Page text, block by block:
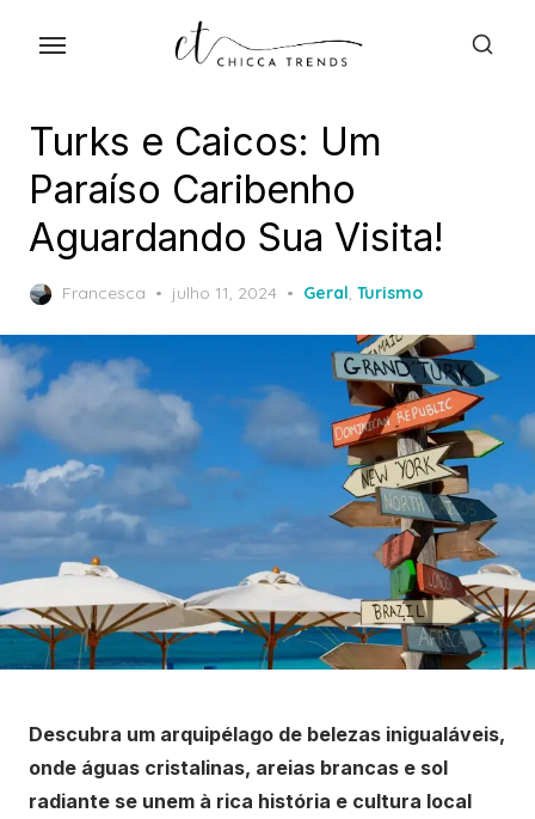
Turks e Caicos: Um
Paraíso Caribenho
Aguardando Sua Visita!
Francesca
Posted
julho 11, 2024 Geral, Turismo
Descubra um arquipélago de belezas inigualáveis,
onde águas cristalinas, areias brancas e sol
radiante se unem à rica história e cultura local